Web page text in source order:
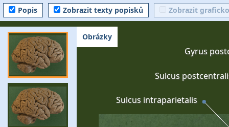
Popis Zobrazit texty popisků Zobrazit
Sulcus intraparietalis
Gyrus
Sulcus
Obrázky